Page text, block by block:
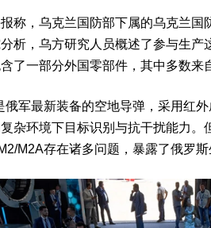
称，乌克兰国防部下属的乌克兰
析，乌方研究人员概述了参与生
了一部分外国零部件，其中多数来
俄军最新装备的空地导弹，采用红
杂环境下目标识别与抗干扰能力
M2A存在诸多问题，暴露了俄罗斯